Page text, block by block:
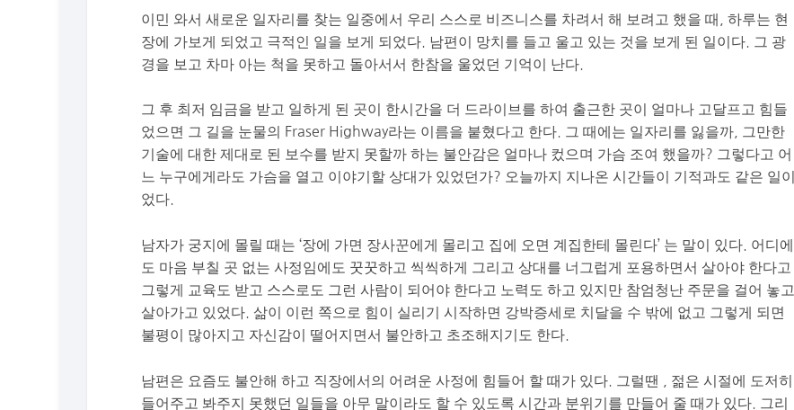
이민 와서 새로운 일자리를 찾는 일중에서 우리 스스로 비즈니스를 차려서 해 보려고 했을 때, 하루는 현
장에 가보게 되었고 극적인 일을 보게 되었다. 남편이 망치를 들고 울고 있는 것을 보게 된 일이다. 그 광
경을 보고 차마 아는 척을 못하고 돌아서서 한참을 울었던 기억이 난다.
그 후 최저 임금을 받고 일하게 된 곳이 한시간을 더 드라이브를 하여 출근한 곳이 얼마나 고달프고 힘들
었으면 그 길을 눈물의 Fraser Highway라는 이름을 붙혔다고 한다. 그 때에는 일자리를 잃을까, 그만한
기술에 대한 제대로 된 보수를 받지 못할까 하는 불안감은 얼마나 컸으며 가슴 조여 했을까? 그렇다고 어
느 누구에게라도 가슴을 열고 이야기할 상대가 있었던가? 오늘까지 지나온 시간들이 기적과도 같은 일이
었다.
남자가 궁지에 몰릴 때는 ‘장에 가면 장사꾼에게 몰리고 집에 오면 계집한테 몰린다’ 는 말이 있다. 어디에
도 마음 부칠 곳 없는 사정임에도 꿋꿋하고 씩씩하게 그리고 상대를 너그럽게 포용하면서 살아야 한다고
그렇게 교육도 받고 스스로도 그런 사람이 되어야 한다고 노력도 하고 있지만 참엄청난 주문을 걸어 놓고
살아가고 있었다. 삶이 이런 쪽으로 힘이 실리기 시작하면 강박증세로 치달을 수 밖에 없고 그렇게 되면
불평이 많아지고 자신감이 떨어지면서 불안하고 초조해지기도 한다.
남편은 요즘도 불안해 하고 직장에서의 어려운 사정에 힘들어 할 때가 있다. 그럴땐 , 젊은 시절에 도저히
들어주고 봐주지 못했던 일들을 아무 말이라도 할 수 있도록 시간과 분위기를 만들어 줄 때가 있다. 그리